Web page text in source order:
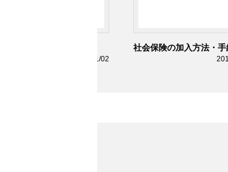
2015/01/02
社会保険の加入方法・手